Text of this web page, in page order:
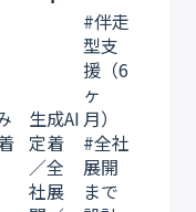
生成AI
定着
／全
社展
#伴走
型支
援（6
ヶ
月）
#全社
展開
まで